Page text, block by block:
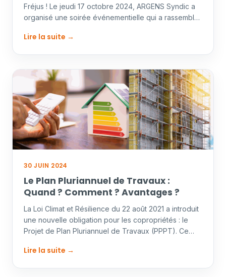
Fréjus ! Le jeudi 17 octobre 2024, ARGENS Syndic a
organisé une soirée événementielle qui a rassemblé
Lire la suite →
30 JUIN 2024
Le Plan Pluriannuel de Travaux :
Quand ? Comment ? Avantages ?
La Loi Climat et Résilience du 22 août 2021 a introduit
une nouvelle obligation pour les copropriétés : le
Projet de Plan Pluriannuel de Travaux (PPPT). Ce…
Lire la suite →